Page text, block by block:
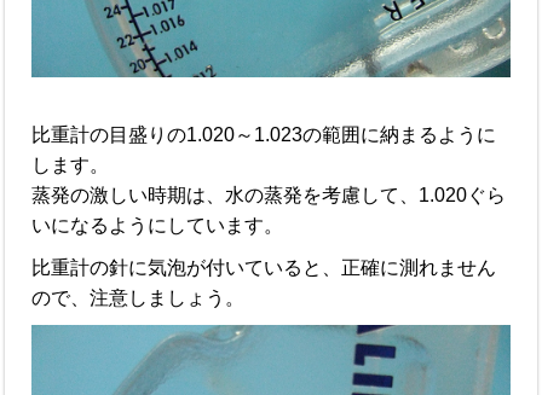
比重計の目盛りの1.020～1.023の範囲に納まるように
します。
蒸発の激しい時期は、水の蒸発を考慮して、1.020ぐら
いになるようにしています。
比重計の針に気泡が付いていると、正確に測れません
ので、注意しましょう。